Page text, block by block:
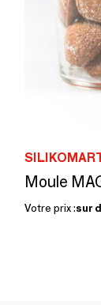
Moule
Votre prix :sur